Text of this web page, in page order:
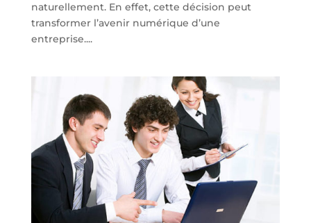
naturellement. En effet, cette décision peut
transformer l’avenir numérique d’une
entreprise....